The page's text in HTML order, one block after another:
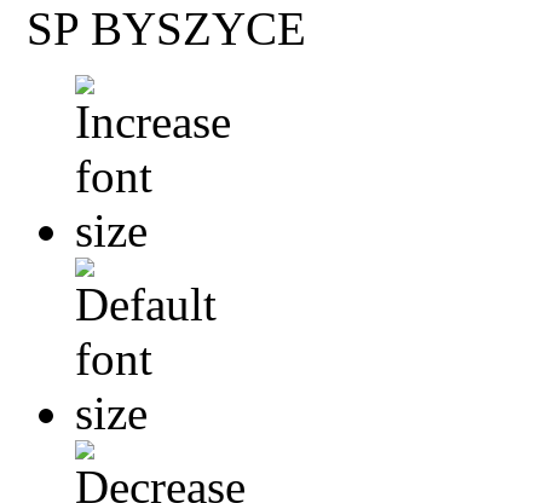
SP BYSZYCE